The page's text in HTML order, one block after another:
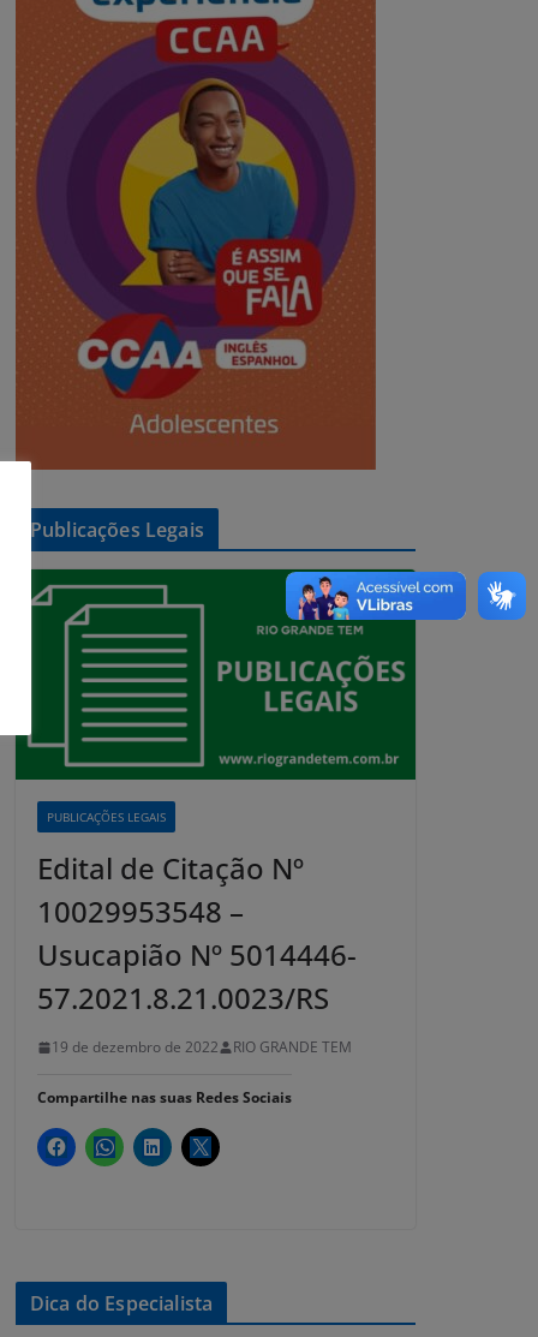
Publicações Legais
PUBLICAÇÕES LEGAIS
Edital de Citação Nº
10029953548 –
Usucapião Nº 5014446-
57.2021.8.21.0023/RS
19 de dezembro de 2022 RIO GRANDE TEM
Compartilhe nas suas Redes Sociais
Dica do Especialista